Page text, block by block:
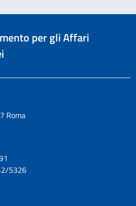
per gli Affari
Roma
5326